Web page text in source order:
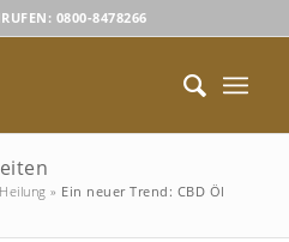
0800-8478266
» Ein neuer Trend: CBD Öl